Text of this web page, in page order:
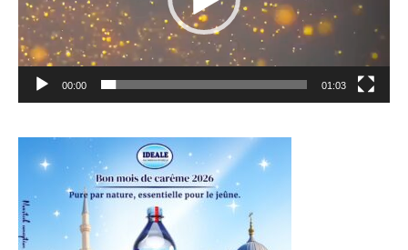
00:00 01:03